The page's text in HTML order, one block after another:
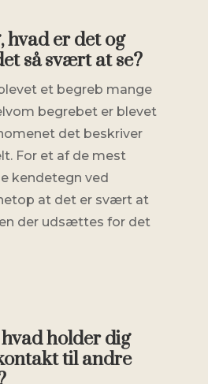
hvad er det og
så svært at se?
et begreb mange
begrebet er blevet
det beskriver
For et af de mest
kendetegn ved
at det er svært at
der udsættes for det
holder dig
til andre